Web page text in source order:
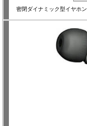
密閉ダイナミック型イヤホン